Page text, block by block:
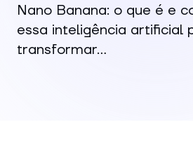
Nano Banana: o que é e
essa inteligência artificial
transformar...